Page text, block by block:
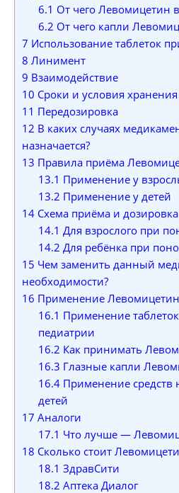
6.1 От чего Левомицетин в
6.2 От чего капли
7 Использование таблеток
8 Линимент
9 Взаимодействие
10 Сроки и условия хранения
11 Передозировка
12 В каких случаях
назначается?
13 Правила приёма
13.1 Применение у
13.2 Применение у детей
14 Схема приёма и
14.1 Для взрослого при
14.2 Для ребёнка при
15 Чем заменить данный
необходимости?
16 Применение
16.1 Применение
педиатрии
16.2 Как принимать
16.3 Глазные капли
16.4Применение средств
детей
17 Аналоги
17.1 Что лучше —
18 Сколько стоит
18.1 ЗдравСити
18.2 Аптека Диалог